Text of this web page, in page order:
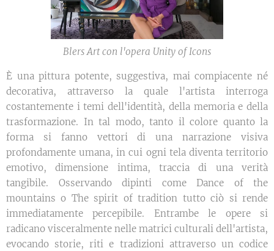
Blers Art con l'opera Unity of Icons
È una pittura potente, suggestiva, mai compiacente né
decorativa, attraverso la quale l'artista interroga
costantemente i temi dell'identità, della memoria e della
trasformazione. In tal modo, tanto il colore quanto la
forma si fanno vettori di una narrazione visiva
profondamente umana, in cui ogni tela diventa territorio
emotivo, dimensione intima, traccia di una verità
tangibile. Osservando dipinti come Dance of the
mountains o The spirit of tradition tutto ciò si rende
immediatamente percepibile. Entrambe le opere si
radicano visceralmente nelle matrici culturali dell'artista,
evocando storie, riti e tradizioni attraverso un codice